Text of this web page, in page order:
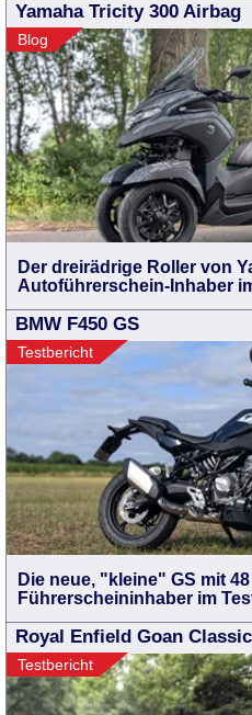
Yamaha Tricity 300 Airbag
Blog
Der dreirädrige Roller von
Autoführerschein-Inhaber
BMW F450 GS
Testbericht
Die neue, "kleine" GS mit
Führerscheininhaber im
Royal Enfield Goan
Testbericht